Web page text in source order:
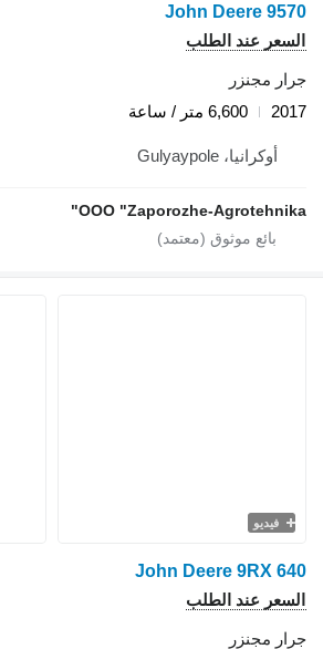
John Deere 9570
السعر عند الطلب
جرار مجنزر
2017
6,600 متر / ساعة
أوكرانيا، Gulyaypole
OOO "Zaporozhe-Agrotehnika"
فيديو
John Deere 9RX 640
السعر عند الطلب
جرار مجنزر